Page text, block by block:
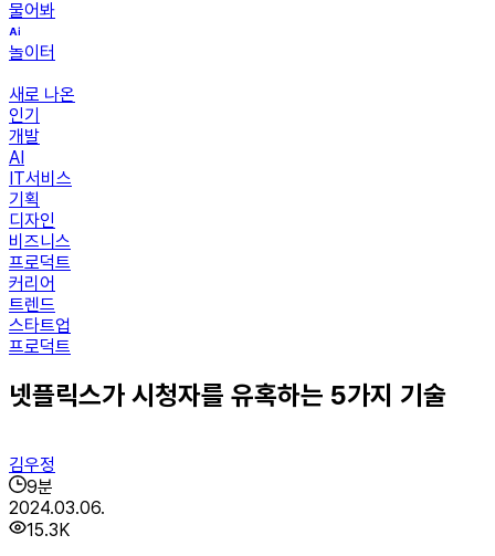
물어봐
놀이터
새로 나온
인기
개발
AI
IT서비스
기획
디자인
비즈니스
프로덕트
커리어
트렌드
스타트업
프로덕트
넷플릭스가 시청자를 유혹하는 5가지 기술
김우정
9분
2024.03.06.
15.3K